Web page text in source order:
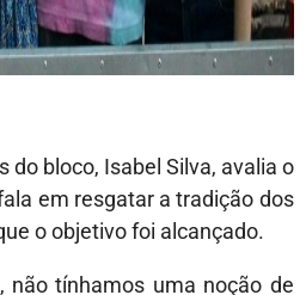
do bloco, Isabel Silva, avalia o
em resgatar a tradição dos
o objetivo foi alcançado.
não tínhamos uma noção de